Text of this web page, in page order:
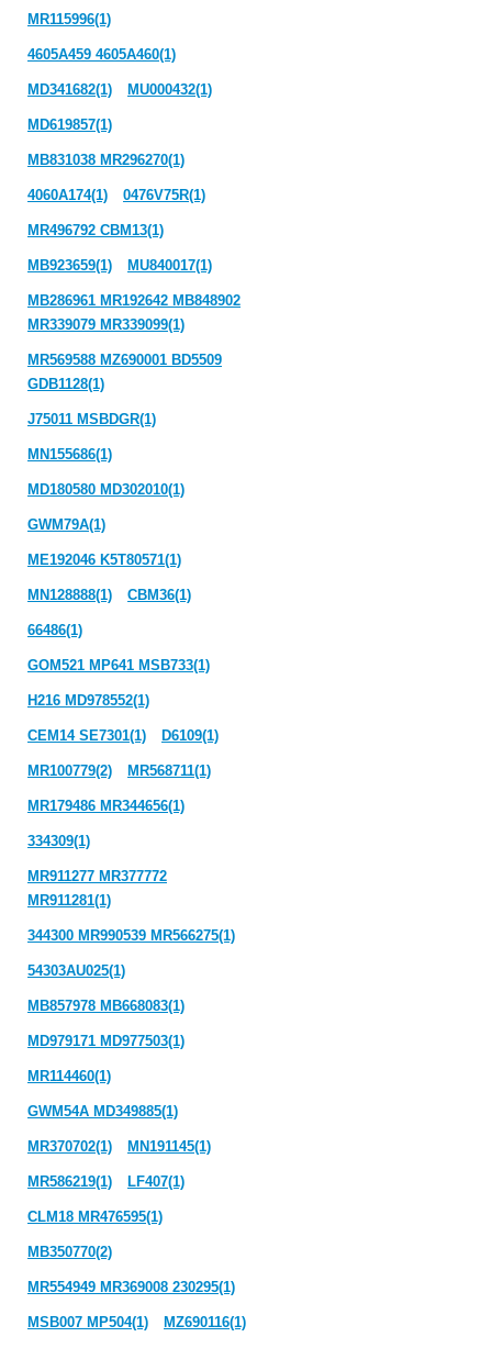
MR115996(1)
4605A459 4605A460(1)
MD341682(1) MU000432(1)
MD619857(1)
MB831038 MR296270(1)
4060A174(1) 0476V75R(1)
MR496792 CBM13(1)
MB923659(1) MU840017(1)
MB286961 MR192642 MB848902
MR339079 MR339099(1)
MR569588 MZ690001 BD5509
GDB1128(1)
J75011 MSBDGR(1)
MN155686(1)
MD180580 MD302010(1)
GWM79A(1)
ME192046 K5T80571(1)
MN128888(1) CBM36(1)
66486(1)
GOM521 MP641 MSB733(1)
H216 MD978552(1)
CEM14 SE7301(1) D6109(1)
MR100779(2) MR568711(1)
MR179486 MR344656(1)
334309(1)
MR911277 MR377772
MR911281(1)
344300 MR990539 MR566275(1)
54303AU025(1)
MB857978 MB668083(1)
MD979171 MD977503(1)
MR114460(1)
GWM54A MD349885(1)
MR370702(1) MN191145(1)
MR586219(1) LF407(1)
CLM18 MR476595(1)
MB350770(2)
MR554949 MR369008 230295(1)
MSB007 MP504(1) MZ690116(1)